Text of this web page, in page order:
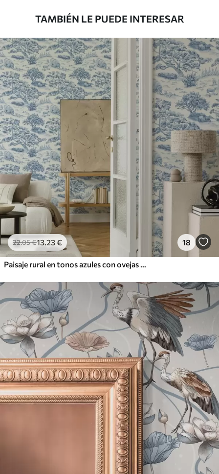
/m²
Premium
56.6734.00 €/m²
Vinilo Premium
65.0039.00€/m²
TAMBIÉN LE PUEDE INTERESAR
22.05€13.23€ 18
Paisaje rural en tonos azules con ovejas y árboles